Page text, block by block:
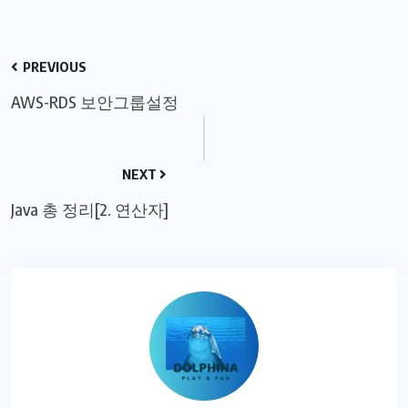
PREVIOUS
AWS-RDS 보안그룹설정
NEXT
Java 총 정리[2. 연산자]